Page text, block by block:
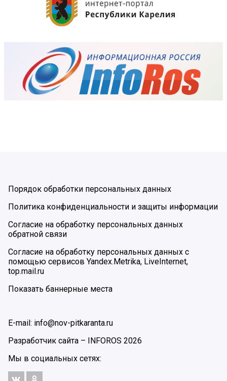
Порядок обработки персональных данных
Политика конфиденциальности и защиты информации
Согласие на обработку персональных данных
обратной связи
Согласие на обработку персональных данных с
помощью сервисов Yandex.Metrika, LiveInternet,
top.mail.ru
Показать баннерные места
E-mail: info@nov-pitkaranta.ru
Разработчик сайта –
INFOROS 2026
Мы в социальных сетях: